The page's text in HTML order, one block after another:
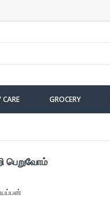
CARE GROCERY
பெறுவோம்